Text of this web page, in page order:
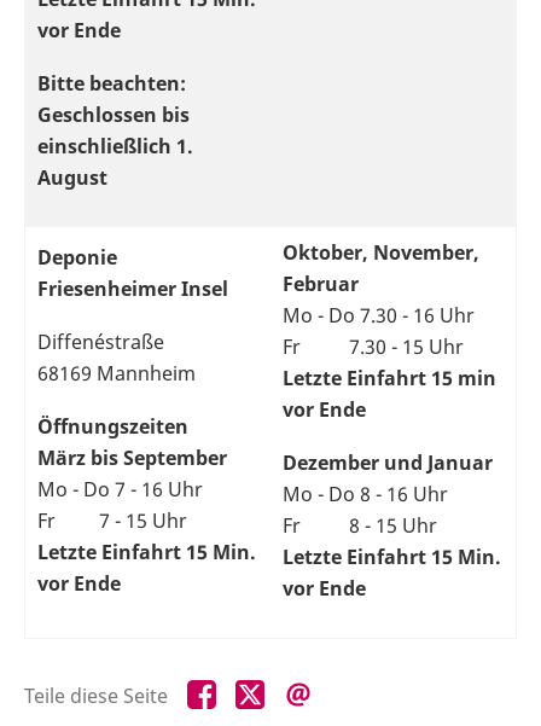
vor Ende
Bitte beachten:
Geschlossen bis
einschließlich 1.
August
Deponie
Friesenheimer Insel
Diffenéstraße
68169 Mannheim
Öffnungszeiten
März bis September
Mo - Do 7 - 16 Uhr
Fr 7 - 15 Uhr
Letzte Einfahrt 15 Min.
vor Ende
Oktober, November,
Februar
Mo - Do 7.30 - 16 Uhr
Fr 7.30 - 15 Uhr
Letzte Einfahrt 15 min
vor Ende
Dezember und Januar
Mo - Do 8 - 16 Uhr
Fr 8 - 15 Uhr
Letzte Einfahrt 15 Min.
vor Ende
Teile diese Seite Teile
diese
Teile
diese